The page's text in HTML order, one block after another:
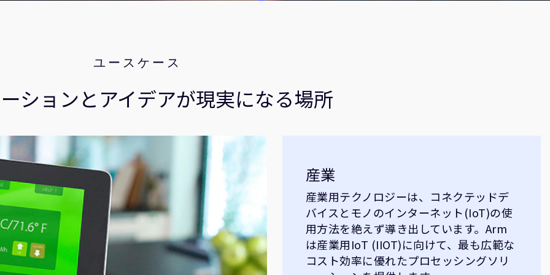
ユースケース
ションとアイデアが現実になる場所
産業
産業用テクノロジーは、コネクテッドデ
バイスとモノのインターネット(IoT)の使
用方法を絶えず導き出しています。Arm
は産業用IoT (IIOT)に向けて、最も広範な
コスト効率に優れたプロセッシングソリ